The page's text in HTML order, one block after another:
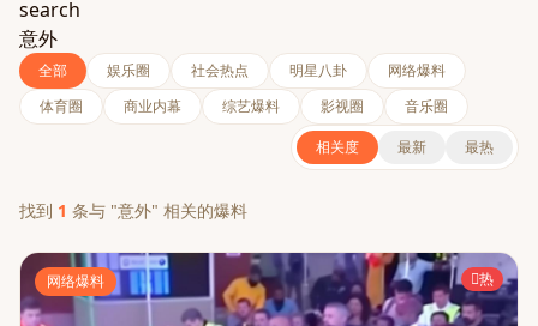
search
意外
全部 娱乐圈 社会热点 明星八卦
网络爆料
体育圈
商业内幕 综艺爆料 影视圈
音乐圈
相关度
最新 最热
找到 1 条与 "意外" 相关的爆料
网络爆料 热